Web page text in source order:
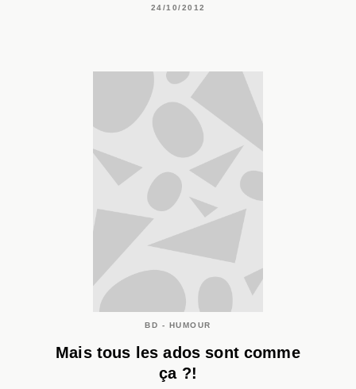
24/10/2012
BD - HUMOUR
Mais tous les ados sont comme
ça ?!